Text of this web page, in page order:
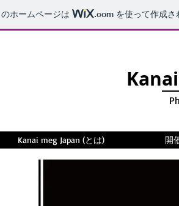
ホームページは .comを使って作成さ
Kanai meg Japan (とは) 開